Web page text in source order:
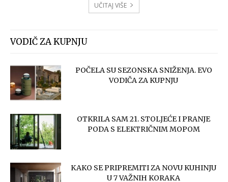
UČITAJ VIŠE
VODIČ ZA KUPNJU
POČELA SU SEZONSKA SNIŽENJA. EVO
VODIČA ZA KUPNJU
OTKRILA SAM 21. STOLJEĆE I PRANJE
PODA S ELEKTRIČNIM MOPOM
KAKO SE PRIPREMITI ZA NOVU KUHINJU
U 7 VAŽNIH KORAKA